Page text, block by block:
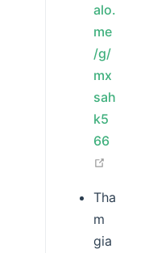
alo.
me
/g/
mx
sah
k5
66
Tha
m
gia